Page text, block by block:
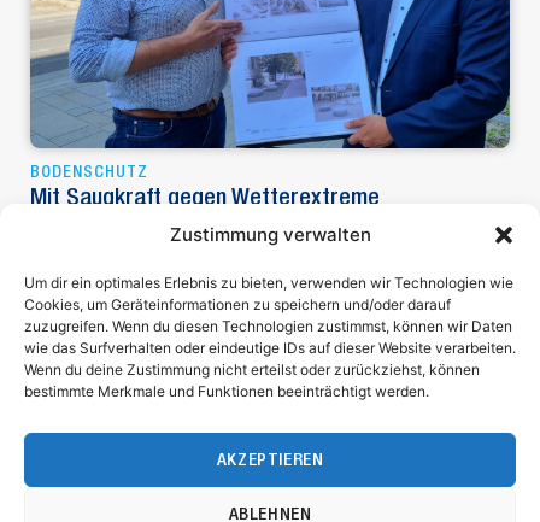
Zustimmung verwalten
Um dir ein optimales Erlebnis zu bieten, verwenden wir Technologien wie
Cookies, um Geräteinformationen zu speichern und/oder darauf
zuzugreifen. Wenn du diesen Technologien zustimmst, können wir Daten
wie das Surfverhalten oder eindeutige IDs auf dieser Website verarbeiten.
Wenn du deine Zustimmung nicht erteilst oder zurückziehst, können
bestimmte Merkmale und Funktionen beeinträchtigt werden.
AKZEPTIEREN
ABLEHNEN
BODENSCHUTZ
Mit Saugkraft gegen Wetterextreme
Stockholm und viele andere skandinavische Städte setzen es
bereits seit Jahrzehnten erfolgreich ein. Das
Niederösterreichischer Gemeindebund
Ferstlergasse 4
3100 St. Pölten
Bürozeiten: MO – DO 8.00 bis 17.00 Uhr, FR 8.00 bis 12.00 Uhr